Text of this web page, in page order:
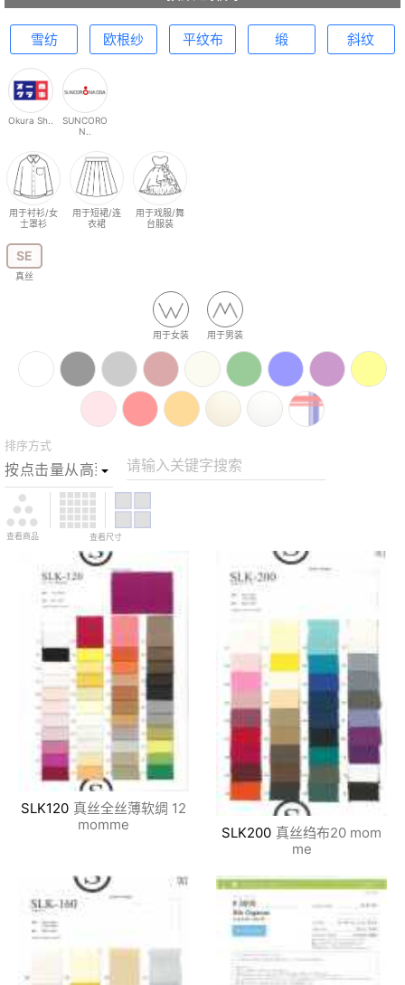
雪纺 欧根纱 平纹布 缎 斜纹
Okura Sh..
SUNCORO
N..
用于衬衫/女
士罩衫
用于短裙/连
衣裙
用于戏服/舞
台服装
SE
真丝
用于女装 用于男装
排序方式
请输入关键字搜索
查看商品 查看尺寸
SLK120 真丝全丝薄软绸 12
momme
SLK200 真丝绉布20 mom
me